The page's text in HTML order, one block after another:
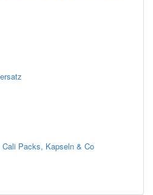
Packs, Kapseln & Co